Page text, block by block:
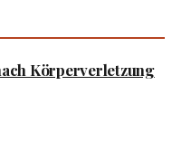
Körperverletzung